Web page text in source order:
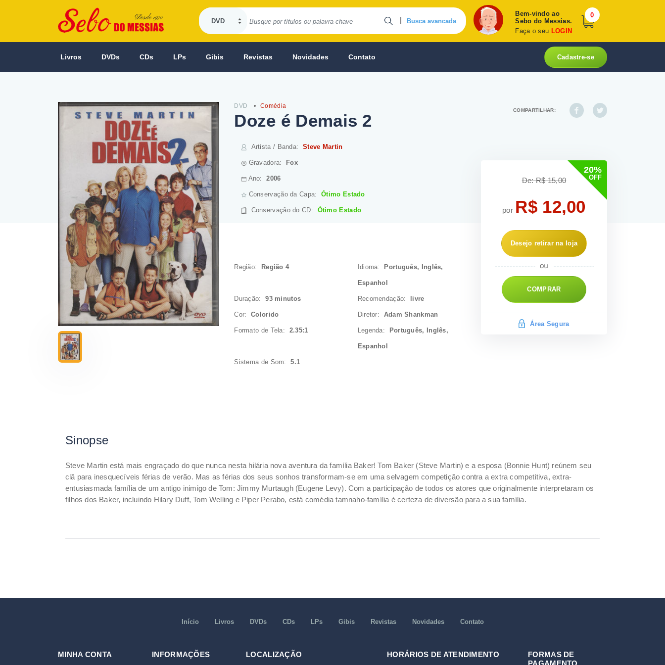
Busca avancada
Bem-vindo ao
Sebo do Messias.
Faça o seu LOGIN
0
Livros DVDs CDs LPs Gibis Revistas Novidades Contato Cadastre-se
DVD Comédia
Doze é Demais 2
Artista / Banda: Steve Martin
Gravadora: Fox
Ano:2006
Conservação da Capa:Ótimo Estado
Conservação do CD: Ótimo Estado
Região: Região 4 Idioma: Português, Inglês,
Espanhol
Duração:93 minutos Recomendação: livre
Cor:Colorido Diretor: Adam Shankman
Formato de Tela: 2.35:1 Legenda: Português, Inglês,
Espanhol
Sistema de Som:5.1
COMPARTILHAR:
20%
OFF
De: R$ 15,00
por R$ 12,00
Desejo retirar na loja
COMPRAR
Área Segura
Sinopse
Steve Martin está mais engraçado do que nunca nesta hilária nova aventura da família Baker! Tom Baker (Steve Martin) e a esposa (Bonnie Hunt) reúnem seu
clã para inesquecíveis férias de verão. Mas as férias dos seus sonhos transformam-se em uma selvagem competição contra a extra competitiva, extra-
entusiasmada família de um antigo inimigo de Tom: Jimmy Murtaugh (Eugene Levy). Com a participação de todos os atores que originalmente interpretaram os
filhos dos Baker, incluindo Hilary Duff, Tom Welling e Piper Perabo, está comédia tamnaho-família é certeza de diversão para a sua família.
Início Livros DVDs CDs LPs Gibis Revistas Novidades Contato
MINHA CONTA INFORMAÇÕES LOCALIZAÇÃO HORÁRIOS DE ATENDIMENTO
FORMAS DE
PAGAMENTO